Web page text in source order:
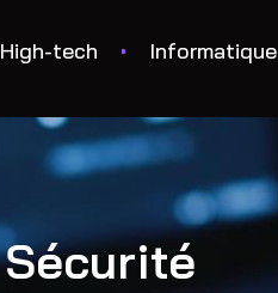
High-tech Informatique
Sécurité